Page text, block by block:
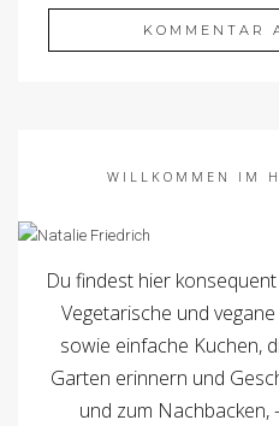
WILLKOMMEN IM
Du findest hier
Vegetarische und
sowie einfache Kuchen,
Garten erinnern und
und zum Nachbacken,